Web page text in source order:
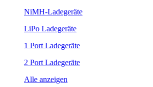
NiMH-Ladegeräte
LiPo Ladegeräte
1 Port Ladegeräte
2 Port Ladegeräte
Alle anzeigen